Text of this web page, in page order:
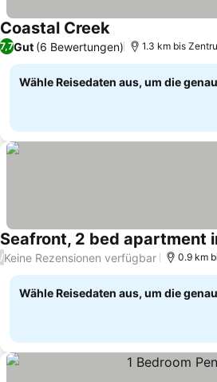
Coastal CreekPreise sehen
7,7Gut (6 Bewertungen) 1.3 km bis
Wähle Reisedaten aus, um die
Seafront, 2 bed apartment
/Keine Rezensionen verfügbar 0.9 km
Wähle Reisedaten aus, um die